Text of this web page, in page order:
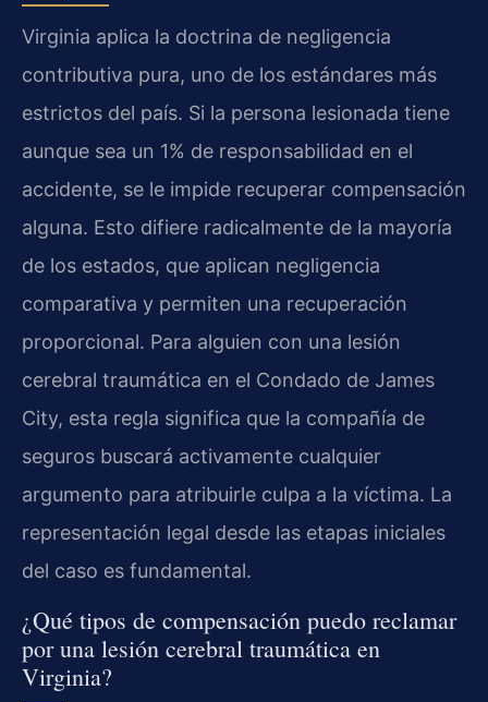
Virginia aplica la doctrina de negligencia
contributiva pura, uno de los estándares más
estrictos del país. Si la persona lesionada tiene
aunque sea un 1% de responsabilidad en el
accidente, se le impide recuperar compensación
alguna. Esto difiere radicalmente de la mayoría
de los estados, que aplican negligencia
comparativa y permiten una recuperación
proporcional. Para alguien con una lesión
cerebral traumática en el Condado de James
City, esta regla significa que la compañía de
seguros buscará activamente cualquier
argumento para atribuirle culpa a la víctima. La
representación legal desde las etapas iniciales
del caso es fundamental.
¿Qué tipos de compensación puedo reclamar
por una lesión cerebral traumática en
Virginia?